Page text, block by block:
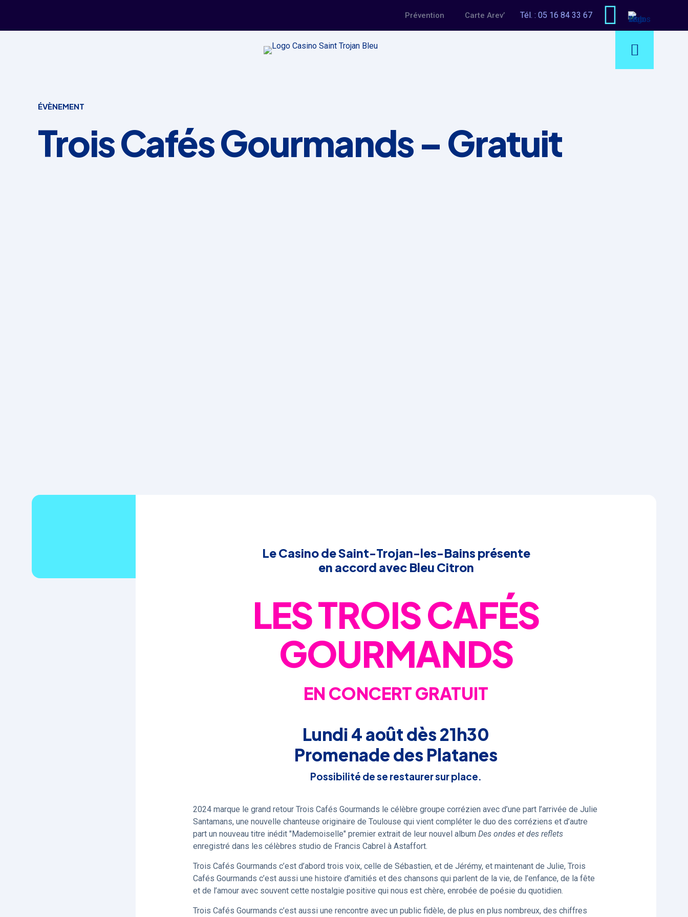
Prévention Carte Arev’ Tél. : 05 16 84 33 67
ÉVÈNEMENT
Trois Cafés Gourmands – Gratuit
Le Casino de Saint-Trojan-les-Bains présente
en accord avec Bleu Citron
LES TROIS CAFÉS
GOURMANDS
EN CONCERT GRATUIT
Lundi 4 août dès 21h30
Promenade des Platanes
Possibilité de se restaurer sur place.
2024 marque le grand retour Trois Cafés Gourmands le célèbre groupe corrézien avec d’une part l’arrivée de Julie
Santamans, une nouvelle chanteuse originaire de Toulouse qui vient compléter le duo des corréziens et d’autre
part un nouveau titre inédit "Mademoiselle" premier extrait de leur nouvel albumDes ondes et des reflets
enregistré dans les célèbres studio de Francis Cabrel à Astaffort.
Trois Cafés Gourmands c’est d’abord trois voix, celle de Sébastien, et de Jérémy, et maintenant de Julie, Trois
Cafés Gourmands c’est aussi une histoire d’amitiés et des chansons qui parlent de la vie, de l’enfance, de la fête
et de l’amour avec souvent cette nostalgie positive qui nous est chère, enrobée de poésie du quotidien.
Trois Cafés Gourmands c’est aussi une rencontre avec un public fidèle, de plus en plus nombreux, des chiffres